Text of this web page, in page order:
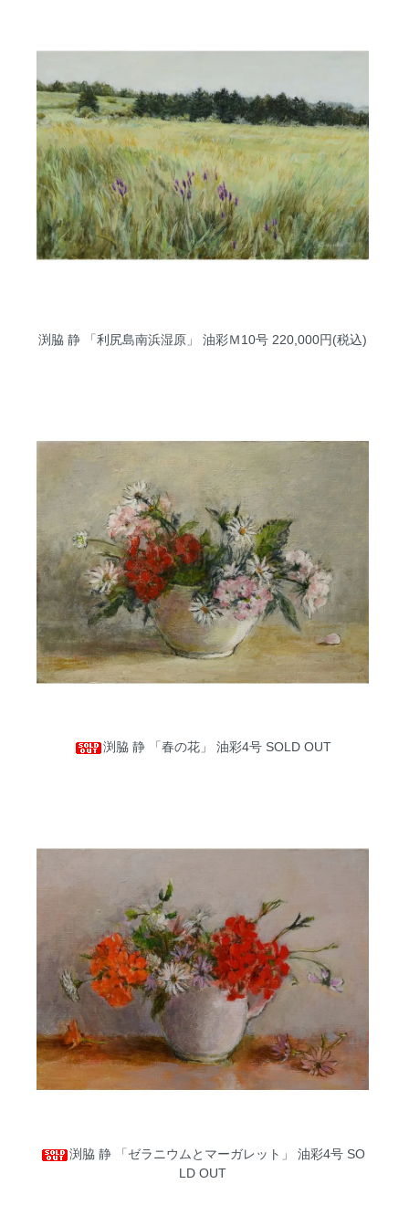
渕脇 静 「利尻島南浜湿原」 油彩Ｍ10号220,000円(税込)
渕脇 静 「春の花」 油彩4号SOLD OUT
渕脇 静 「ゼラニウムとマーガレット」 油彩4号SO
LD OUT